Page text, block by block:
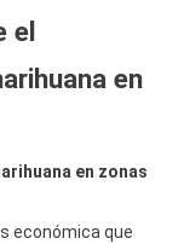
el
en
en zonas
económica que